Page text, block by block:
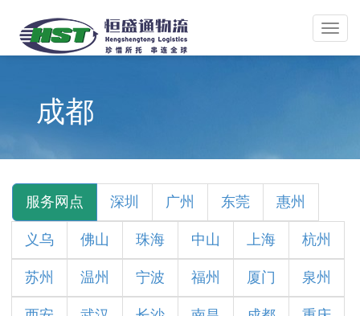
成都
服务网点 深圳 广州 东莞 惠州
义乌 佛山 珠海 中山 上海 杭州
苏州 温州 宁波 福州 厦门 泉州